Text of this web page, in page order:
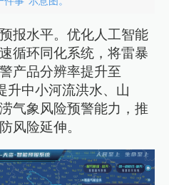
报水平。优化人工智能
循环同化系统，将雷暴
产品分辨率提升至
升中小河流洪水、山
气象风险预警能力，推
风险延伸。